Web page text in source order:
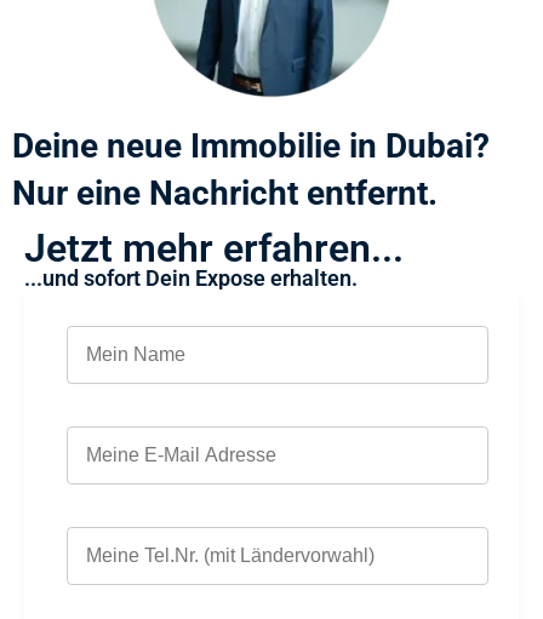
Deine neue Immobilie in Dubai?
Nur eine Nachricht entfernt.
Jetzt mehr erfahren...
...und sofort Dein Expose erhalten.